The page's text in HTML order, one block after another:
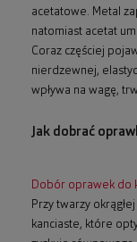
acetatowe. Metal
natomiast acetat
Coraz częściej
nierdzewnej,
wpływa na wagę,
Jak dobrać
Dobór oprawek do
Przy twarzy
kanciaste, które